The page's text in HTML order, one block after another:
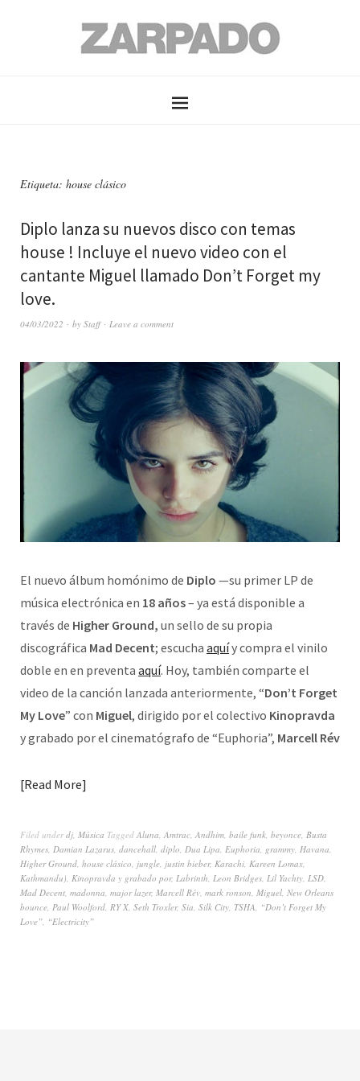
Etiqueta: house clásico
Diplo lanza su nuevos disco con temas
house ! Incluye el nuevo video con el
cantante Miguel llamado Don’t Forget my
love.
04/03/2022 by Staff Leave a comment
El nuevo álbum homónimo de Diplo —su primer LP de
música electrónica en 18 años– ya está disponible a
través de Higher Ground, un sello de su propia
discográfica Mad Decent; escucha aquíy compra el vinilo
doble en en preventa aquí. Hoy, también comparte el
video de la canción lanzada anteriormente, “Don’t Forget
My Love” con Miguel, dirigido por el colectivo Kinopravda
y grabado por el cinematógrafo de “Euphoria”, Marcell Rév
Read More
Filed underdj Música Tagged Aluna Amtrac Andhim baile funk beyonce Busta
Rhymes Damian Lazarus dancehall diplo Dua Lipa Euphoria grammy Havana
Higher Ground house clásico jungle justin bieber, Karachi Kareen Lomax
Kathmandu) Kinopravda y grabado por, Labrinth Leon Bridges Lil Yachty LSD
Mad Decent madonna major lazer, Marcell Rév mark ronson Miguel New Orleans
bounce Paul Woolford RY X Seth Troxler, Sia Silk City TSHA “Don’t Forget My
Love” “Electricity”